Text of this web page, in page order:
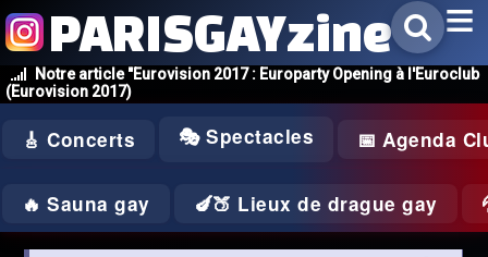
Notre article "Eurovision 2017 : Europarty Opening à l'Euroclub
(Eurovision 2017)
PARISGAYzine
🎸 Concerts 🎭 Spectacles 📅 Agenda
🔥 Sauna gay 🍆🍑 Lieux de drague gay